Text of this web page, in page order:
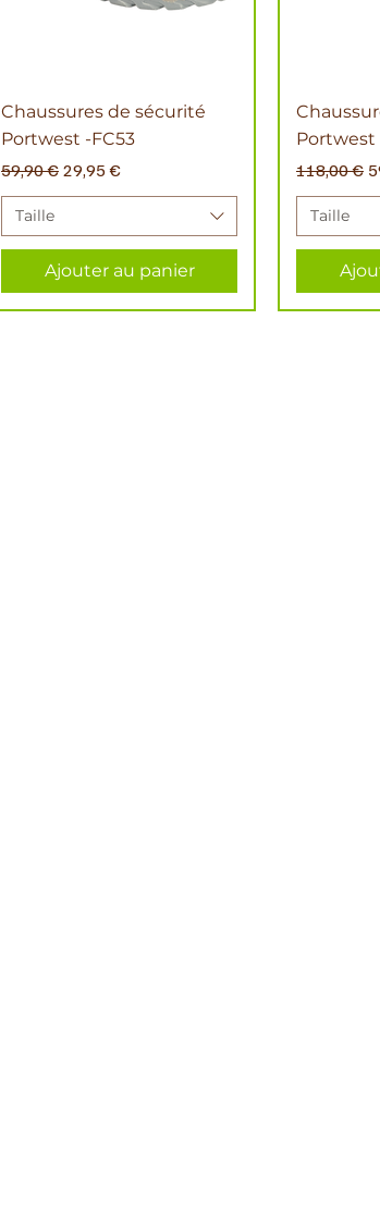
Chaussures de sécurité
Portwest -FC53
Prix original
59,90 € Prix promotionnel
29,95 €
Taille
Ajouter au panier
Portwest
Prix original
118,00 €
Taille